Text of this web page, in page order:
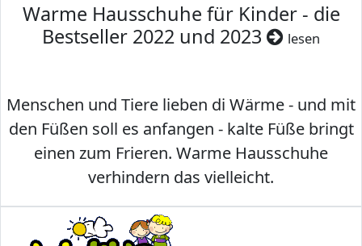
Warme Hausschuhe für Kinder - die
Bestseller 2022 und 2023
lesen
Menschen und Tiere lieben di Wärme - und mit
den Füßen soll es anfangen - kalte Füße bringt
einen zum Frieren. Warme Hausschuhe
verhindern das vielleicht.